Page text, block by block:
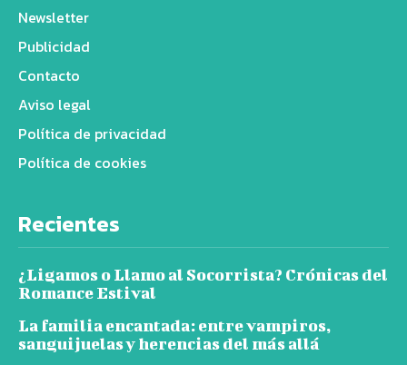
Newsletter
Publicidad
Contacto
Aviso legal
Política de privacidad
Política de cookies
Recientes
¿Ligamos o Llamo al Socorrista? Crónicas del
Romance Estival
La familia encantada: entre vampiros,
sanguijuelas y herencias del más allá